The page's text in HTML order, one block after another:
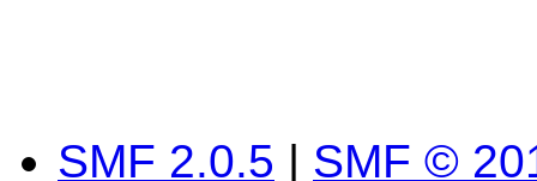
SMF 2.0.5 | SMF ©